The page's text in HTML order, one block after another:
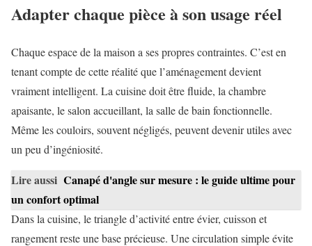
Adapter chaque pièce à son usage réel
Chaque espace de la maison a ses propres contraintes. C’est en
tenant compte de cette réalité que l’aménagement devient
vraiment intelligent. La cuisine doit être fluide, la chambre
apaisante, le salon accueillant, la salle de bain fonctionnelle.
Même les couloirs, souvent négligés, peuvent devenir utiles avec
un peu d’ingéniosité.
Lire aussi Canapé d'angle sur mesure : le guide ultime pour
un confort optimal
Dans la cuisine, le triangle d’activité entre évier, cuisson et
rangement reste une base précieuse. Une circulation simple évite